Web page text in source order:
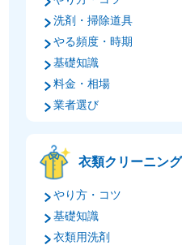
洗剤・掃除道具
やる頻度・時期
基礎知識
料金・相場
業者選び
衣類クリーニン
やり方・コツ
基礎知識
衣類用洗剤